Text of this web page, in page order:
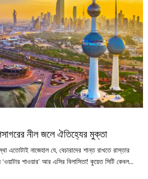
নীল জলে ঐতিহ্যের মুক্তা
এতোটাই নাজেহাল যে, বেচারাদের শান্ত রাখতে রাস্তার
শাওয়ার’ আর এসির বিলাসিতা! কুয়েত সিটি কেবল...